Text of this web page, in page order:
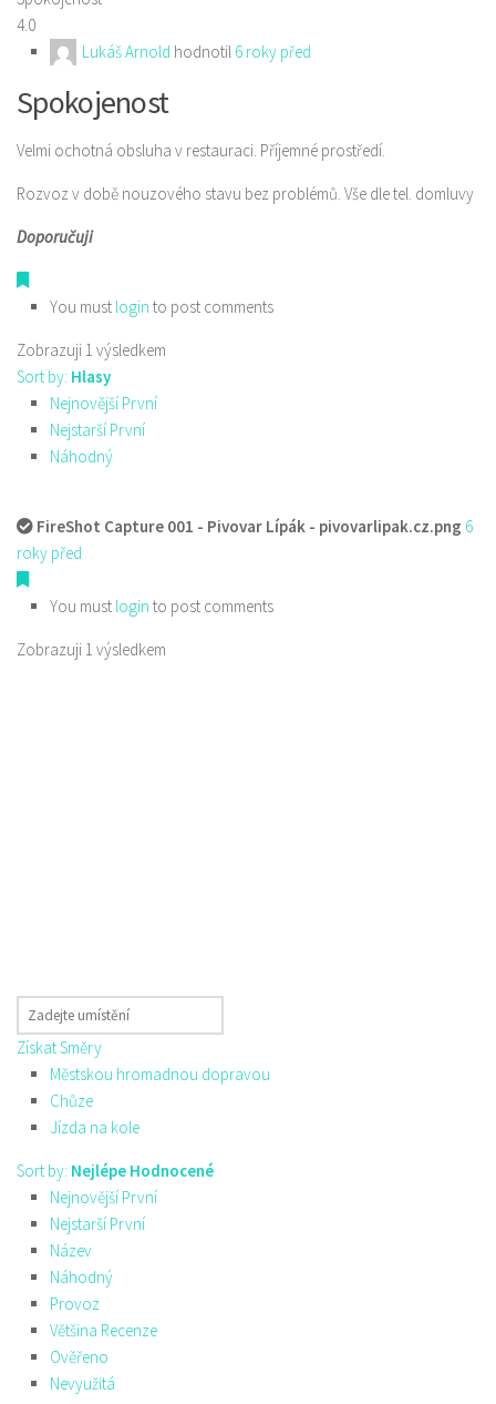
4.0
Lukáš Arnold hodnotil 6 roky před
Spokojenost
Velmi ochotná obsluha v restauraci. Příjemné prostředí.
Rozvoz v době nouzového stavu bez problémů. Vše dle tel. domluvy
Doporučuji
You must login to post comments
Zobrazuji 1 výsledkem
Sort by: Hlasy
Nejnovější První
Nejstarší První
Náhodný
FireShot Capture 001 - Pivovar Lípák - pivovarlipak.cz.png 6
roky před
You must login to post comments
Zobrazuji 1 výsledkem
Získat Směry
Městskou hromadnou dopravou
Chůze
Jízda na kole
Sort by: Nejlépe Hodnocené
Nejnovější První
Nejstarší První
Název
Náhodný
Provoz
Většina Recenze
Ověřeno
Nevyužitá